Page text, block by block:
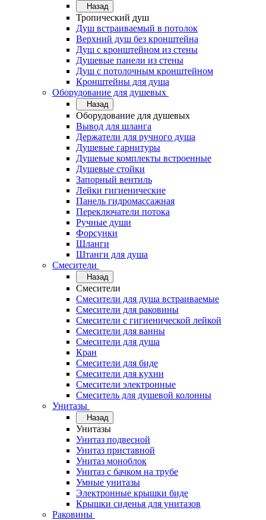
Назад
Тропический душ
Душ встраиваемый в потолок
Верхний душ без кронштейна
Душ с кронштейном из стены
Душевые панели из стены
Душ с потолочным кронштейном
Кронштейны для душа
Оборудование для душевых
Назад
Оборудование для душевых
Вывод для шланга
Держатели для ручного душа
Душевые гарнитуры
Душевые комплекты встроенные
Душевые стойки
Запорный вентиль
Лейки гигиенические
Панель гидромассажная
Переключатели потока
Ручные души
Форсунки
Шланги
Штанги для душа
Смесители
Назад
Смесители
Смесители для душа встраиваемые
Смесители для раковины
Смесители с гигиенической лейкой
Смесители для ванны
Смесители для душа
Кран
Смесители для биде
Смесители для кухни
Смесители электронные
Смеситель для душевой колонны
Унитазы
Назад
Унитазы
Унитаз подвесной
Унитаз приставной
Унитаз моноблок
Унитаз с бачком на трубе
Умные унитазы
Электронные крышки биде
Крышки сиденья для унитазов
Раковины